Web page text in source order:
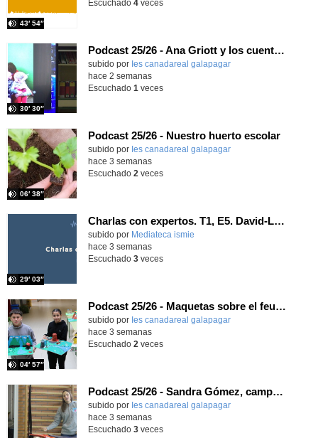
43′ 54″
Escuchado 4veces
Podcast 25/26 - Ana Griott y los cuentos de las voces olvidadas
subido por Ies canadareal galapagar
30′ 30″
-
hace 2 semanas
Escuchado 1 veces
Podcast 25/26 - Nuestro huerto escolar
subido por Ies canadareal galapagar
06′ 38″
-
hace 3 semanas
Escuchado 2 veces
Charlas con expertos. T1, E5. David-Li Ilundáin Reviriego
subido por Mediateca ismie
29′ 03″
hace 3 semanas
Escuchado 3veces
Podcast 25/26 - Maquetas sobre el feudalismo
subido por Ies canadareal galapagar
04′ 57″
-
hace 3 semanas
Escuchado 2 veces
Podcast 25/26 - Sandra Gómez, campeona de Enduro
subido por Ies canadareal galapagar-
hace 3 semanas
Escuchado 3veces